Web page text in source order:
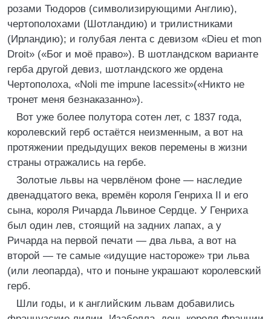
розами Тюдоров (символизирующими Англию),
чертополохами (Шотландию) и трилистниками
(Ирландию); и голубая лента с девизом «Dieu et mon
Droit» («Бог и моё право»). В шотландском варианте
герба другой девиз, шотландского же ордена
Чертополоха, «Noli me impune lacessit»(«Никто не
тронет меня безнаказанно»).
Вот уже более полутора сотен лет, с 1837 года,
королевский герб остаётся неизменным, а вот на
протяжении предыдущих веков перемены в жизни
страны отражались на гербе.
Золотые львы на червлёном фоне — наследие
двенадцатого века, времён короля Генриха II и его
сына, короля Ричарда Львиное Сердце. У Генриха
был один лев, стоящий на задних лапах, а у
Ричарда на первой печати — два льва, а вот на
второй — те самые «идущие настороже» три льва
(или леопарда), что и поныне украшают королевский
герб.
Шли годы, и к английским львам добавились